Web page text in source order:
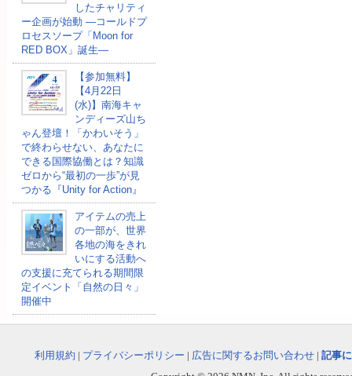
したチャリティ
ー企画が始動 ―コールドプ
ロセスソープ「Moon for
RED BOX」誕生―
【参加無料】
【4月22日
(水)】南海キャ
ンディーズ山ち
ゃん登壇！「かわいそう」
で終わらせない、あなたに
できる国際協働とは？知識
ゼロから“最初の一歩”が見
つかる『Unity for Action』
アイテムの売上
の一部が、世界
各地の海をきれ
いにする活動へ
の支援に充てられる期間限
定イベント「自然の日々」
開催中
利用規約 | プライバシーポリシー | 広告に関するお問い合わせ | 記事